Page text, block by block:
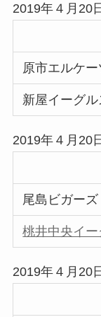
2019年４月
原市エルケー
新屋イーグル
2019年４月
尾島ビガーズ
桃井中央イー
2019年４月